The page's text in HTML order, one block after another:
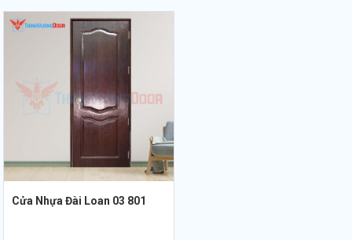
Cửa Nhựa Đài Loan 03 801